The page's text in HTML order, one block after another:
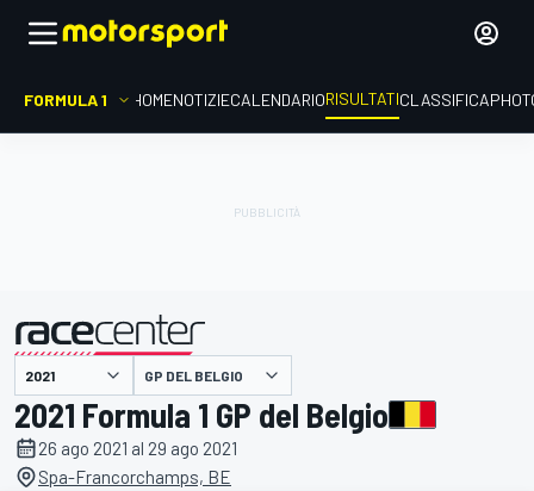
FORMULA 1 HOMENOTIZIECALENDARIORISULTATICLASSIFICA
presentato da GP DEL BELGIO
2021 Formula 1 GP del Belgio
26 ago 2021 al 29 ago 2021
Spa-Francorchamps, BE